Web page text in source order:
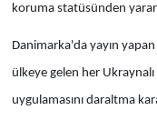
koruma statüsünden
Danimarka'da yayın
ülkeye gelen her
uygulamasını daraltma